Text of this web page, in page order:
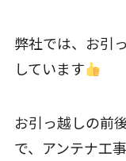
弊社では、お引
しています
お引っ越しの前
で、アンテナ工